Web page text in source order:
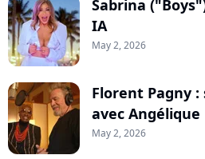
Sabrina
IA
May 2, 2026
Florent Pagny
avec Angélique
May 2, 2026